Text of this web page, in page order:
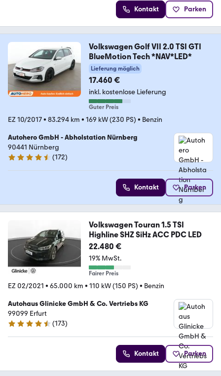
Kontakt Parken
Volkswagen Golf VII 2.0 TSI GTI
BlueMotion Tech *NAV*LED*
Lieferung möglich
17.460 €
inkl. kostenlose Lieferung
Guter Preis
EZ 10/2017• 83.294 km • 169 kW (230 PS) • Benzin
Autohero GmbH - Abholstation Nürnberg
90441 Nürnberg
4.5 Sterne
(172)
Kontakt Parken
Volkswagen Touran 1.5 TSI
Highline SHZ SiHz ACC PDC LED
22.480 €
19% MwSt.
Fairer Preis
EZ 02/2021 • 65.000 km • 110 kW (150 PS) • Benzin
Autohaus Glinicke GmbH & Co. Vertriebs KG
99099 Erfurt
4.4 Sterne
(173)
Kontakt Parken